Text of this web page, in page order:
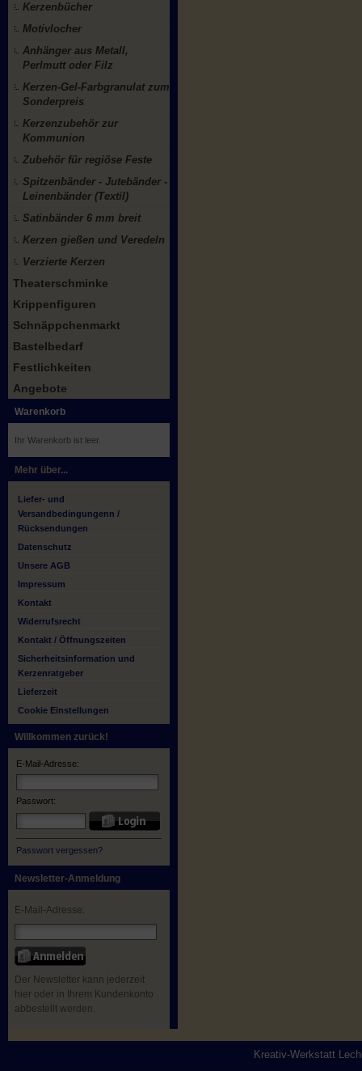
Kerzenbücher
Motivlocher
Anhänger aus Metall,
Perlmutt oder Filz
Kerzen-Gel-Farbgranulat zum
Sonderpreis
Kerzenzubehör zur
Kommunion
Zubehör für regiöse Feste
Spitzenbänder - Jutebänder -
Leinenbänder (Textil)
Satinbänder 6 mm breit
Kerzen gießen und Veredeln
Verzierte Kerzen
Theaterschminke
Krippenfiguren
Schnäppchenmarkt
Bastelbedarf
Festlichkeiten
Angebote
Warenkorb
Ihr Warenkorb ist leer.
Mehr über...
Liefer- und
Versandbedingungenn /
Rücksendungen
Datenschutz
Unsere AGB
Impressum
Kontakt
Widerrufsrecht
Kontakt / Öffnungszeiten
Sicherheitsinformation und
Kerzenratgeber
Lieferzeit
Cookie Einstellungen
Willkommen zurück!
E-Mail-Adresse:
Passwort:
Passwort vergessen?
Newsletter-Anmeldung
E-Mail-Adresse:
Der Newsletter kann jederzeit
hier oder in Ihrem Kundenkonto
abbestellt werden.
Kreativ-Werkstatt